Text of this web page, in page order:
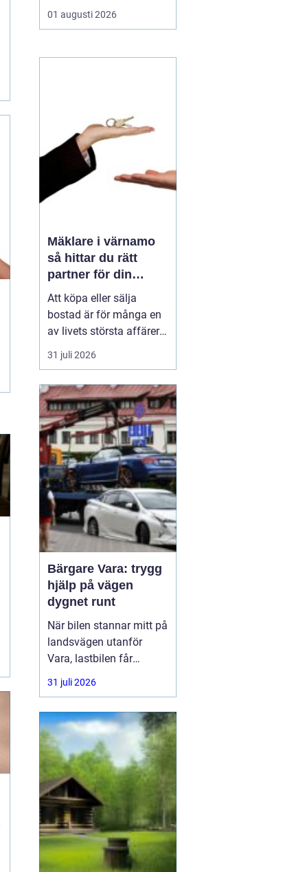
belysning och uttag på
rätt plats. För företag i
elen en central del av
01 augusti 2026
Mäklare i värnamo
så hittar du rätt
partner för din
bostadsaffär
Att köpa eller sälja
bostad är för många en
av livets största affärer.
Valet
Värnamo påverkar
stressig processen
upplevs. I en marknad
som rör sig snabbt, med
allt från...
31 juli 2026
Bärgare Vara: trygg
hjälp på vägen
dygnet runt
När bilen stannar mitt på
landsvägen utanför
Vara, lastbilen får
punktering i
rusningstrafik eller
på väg genom
Skaraborg är trygg och
snabb hjälp avgörande.
En
31 juli 2026